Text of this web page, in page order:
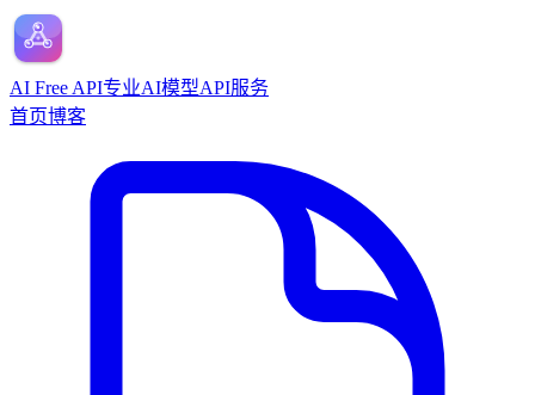
AI Free API专业AI模型API服务
首页博客